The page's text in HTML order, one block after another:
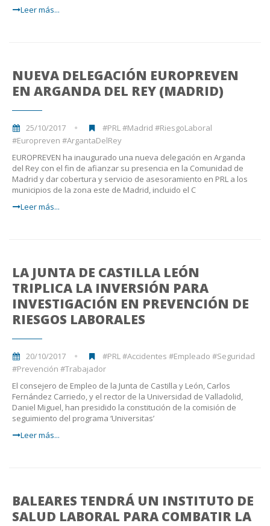
Leer más...
NUEVA DELEGACIÓN EUROPREVEN
EN ARGANDA DEL REY (MADRID)
25/10/2017
#PRL #Madrid #RiesgoLaboral
#Europreven #ArgantaDelRey
EUROPREVEN ha inaugurado una nueva delegación en Arganda
del Rey con el fin de afianzar su presencia en la Comunidad de
Madrid y dar cobertura y servicio de asesoramiento en PRL a los
municipios de la zona este de Madrid, incluido el C
Leer más...
LA JUNTA DE CASTILLA LEÓN
TRIPLICA LA INVERSIÓN PARA
INVESTIGACIÓN EN PREVENCIÓN DE
RIESGOS LABORALES
20/10/2017
#PRL #Accidentes #Empleado #Seguridad
#Prevención #Trabajador
El consejero de Empleo de la Junta de Castilla y León, Carlos
Fernández Carriedo, y el rector de la Universidad de Valladolid,
Daniel Miguel, han presidido la constitución de la comisión de
seguimiento del programa ‘Universitas’
Leer más...
BALEARES TENDRÁ UN INSTITUTO DE
SALUD LABORAL PARA COMBATIR LA